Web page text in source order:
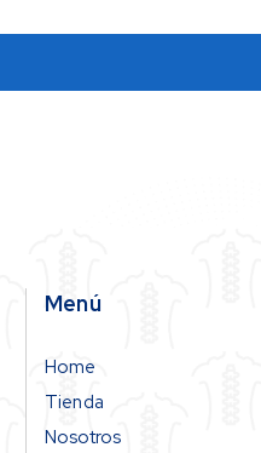
Menú
Home
Tienda
Nosotros